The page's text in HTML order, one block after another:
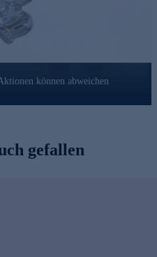
können abweichen
gefallen